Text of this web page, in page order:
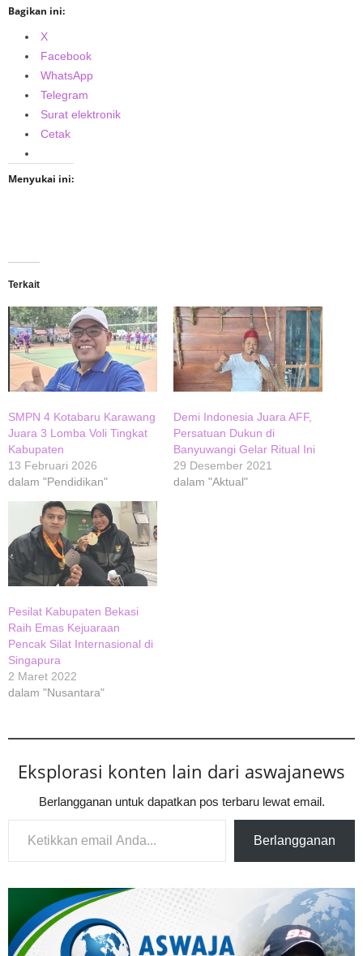
Bagikan ini:
X
Facebook
WhatsApp
Telegram
Surat elektronik
Cetak
Menyukai ini:
Terkait
SMPN 4 Kotabaru Karawang
Juara 3 Lomba Voli Tingkat
Kabupaten
13 Februari 2026
dalam "Pendidikan"
Demi Indonesia Juara AFF,
Persatuan Dukun di
Banyuwangi Gelar Ritual Ini
29 Desember 2021
dalam "Aktual"
Pesilat Kabupaten Bekasi
Raih Emas Kejuaraan
Pencak Silat Internasional di
Singapura
2 Maret 2022
dalam "Nusantara"
Eksplorasi konten lain dari aswajanews
Berlangganan untuk dapatkan pos terbaru lewat email.
Ketikkan email Anda...
Berlangganan